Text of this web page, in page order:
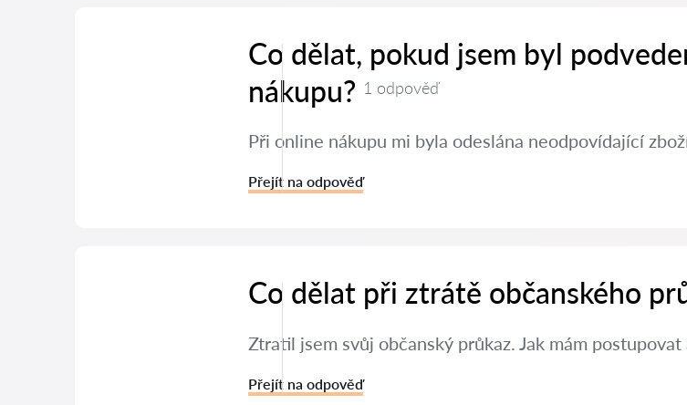
Co dělat, pokud jsem byl
nákupu? 1 odpověď
Při online nákupu mi byla odeslána neodpovídající
Přejít na odpověď
Co dělat při ztrátě občanského
Ztratil jsem svůj občanský průkaz. Jak mám
Přejít na odpověď